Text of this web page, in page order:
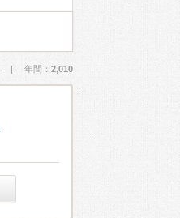
| 年間： 2,010